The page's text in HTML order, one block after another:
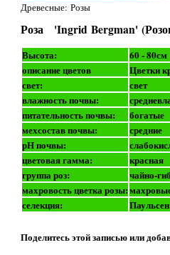
Древесные: Розы
Роза 'Ingrid Bergman'
Высота:
60 - 80см
описание цветов
Цветки
свет:
свет
влажность почвы:
питательность почвы:
богатые
мехсостав почвы:
средние
рН почвы:
цветовая гамма:
красная
группа роз:
чайно-
махровость цветка розы:
селекция:
Поделитесь этой записью или